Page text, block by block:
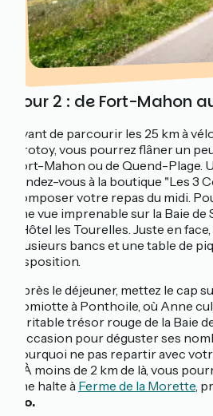
Jour 2 : de Fort-Mahon
Avant de parcourir les 25 km à
Crotoy, vous pourrez flâner un
Fort-Mahon ou de Quend-Plage.
rendez-vous à la boutique "Les 3
composer votre repas du midi.
une vue imprenable sur la Baie
l'Hôtel les Tourelles. Juste en
plusieurs bancs et une table de
disposition.
Après le déjeuner, mettez le cap
Romiotte à Ponthoile, où Anne
véritable trésor rouge de la Baie
l'occasion pour déguster ses
pourquoi ne pas repartir avec
? À moins de 2 km de là, vous
une halte à Ferme de la Morette,
bio.